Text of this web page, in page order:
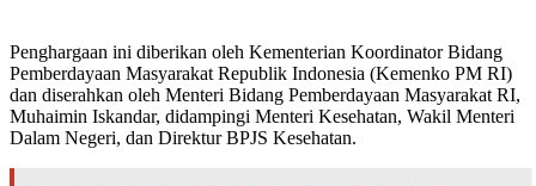
Penghargaan ini diberikan oleh Kementerian Koordinator Bidang
Pemberdayaan Masyarakat Republik Indonesia (Kemenko PM RI)
dan diserahkan oleh Menteri Bidang Pemberdayaan Masyarakat RI,
Muhaimin Iskandar, didampingi Menteri Kesehatan, Wakil Menteri
Dalam Negeri, dan Direktur BPJS Kesehatan.